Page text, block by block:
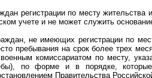
регистрации по месту
учете и не может служить
не имеющих регистрации по
пребывания на срок более трех
комиссариатом по месту,
по форме и в порядке,
Правительства